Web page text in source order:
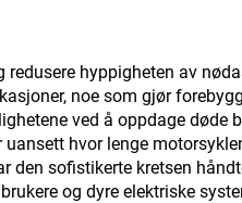
hyppigheten av
noe som gjør
ved å oppdage døde
hvor lenge
den sofistikerte kretsen
og dyre elektriske